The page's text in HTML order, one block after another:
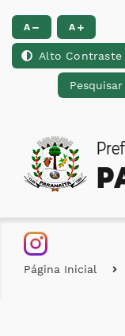
Ir para o conteúdo [alt+1]
A A
Alto Contraste
Página Inicial